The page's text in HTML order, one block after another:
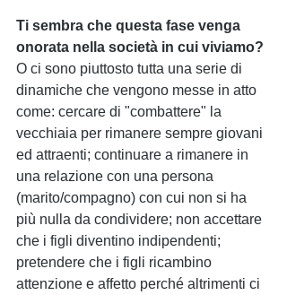
Ti sembra che questa fase venga
onorata nella società in cui viviamo?
O ci sono piuttosto tutta una serie di
dinamiche che vengono messe in atto
come: cercare di "combattere" la
vecchiaia per rimanere sempre giovani
ed attraenti; continuare a rimanere in
una relazione con una persona
(marito/compagno) con cui non si ha
più nulla da condividere; non accettare
che i figli diventino indipendenti;
pretendere che i figli ricambino
attenzione e affetto perché altrimenti ci